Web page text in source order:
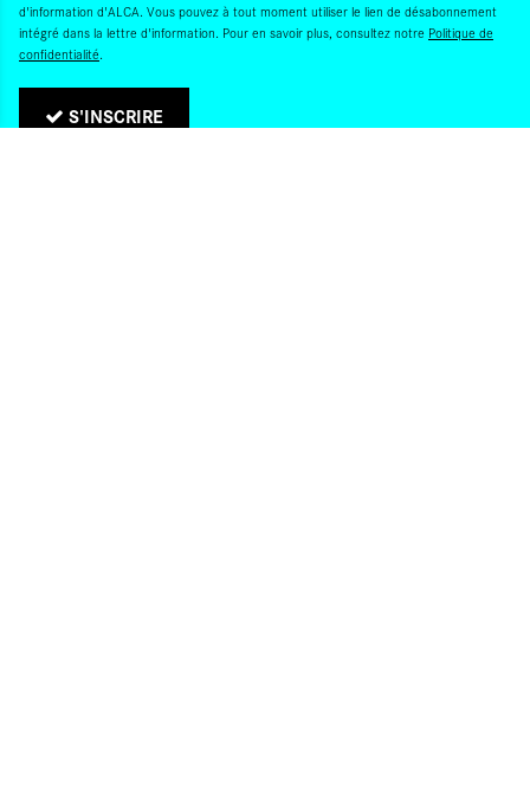
d'information d'ALCA. Vous pouvez à tout moment utiliser le lien de désabonnement
intégré dans la lettre d'information. Pour en savoir plus, consultez notre Politique de
confidentialité.
S'INSCRIRE